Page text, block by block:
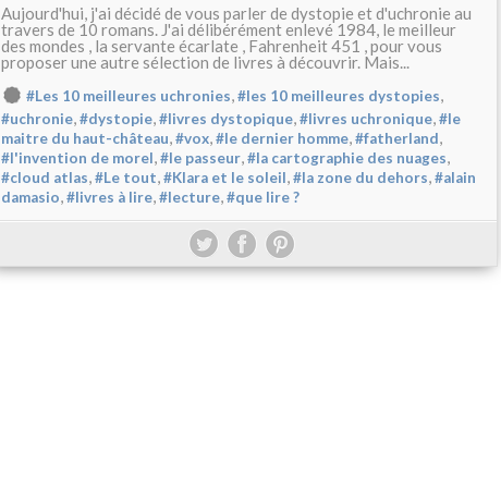
Aujourd'hui, j'ai décidé de vous parler de dystopie et d'uchronie au
travers de 10 romans. J'ai délibérément enlevé 1984, le meilleur
des mondes , la servante écarlate , Fahrenheit 451 , pour vous
proposer une autre sélection de livres à découvrir. Mais...
#Les 10 meilleures uchronies,#les 10 meilleures dystopies,
#uchronie,#dystopie,#livres dystopique,#livres uchronique,#le
maitre du haut-château,#vox,#le dernier homme,#fatherland,
#l'invention de morel,#le passeur,#la cartographie des nuages,
#cloud atlas,#Le tout,#Klara et le soleil,#la zone du dehors,#alain
damasio,#livres à lire,#lecture,#que lire ?